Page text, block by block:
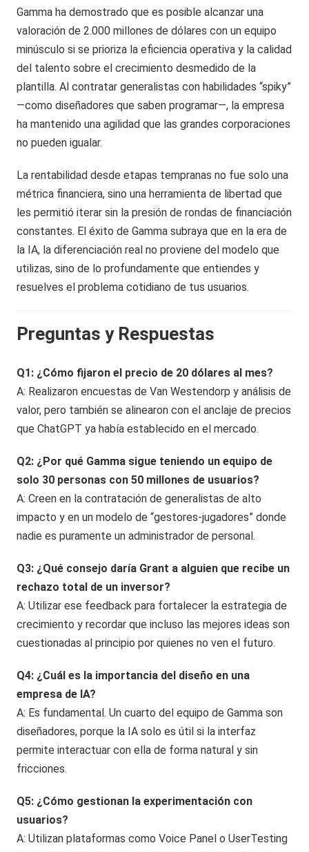
Gamma ha demostrado que es posible alcanzar una
valoración de 2.000 millones de dólares con un equipo
minúsculo si se prioriza la eficiencia operativa y la calidad
del talento sobre el crecimiento desmedido de la
plantilla. Al contratar generalistas con habilidades “spiky”
—como diseñadores que saben programar—, la empresa
ha mantenido una agilidad que las grandes corporaciones
no pueden igualar.
La rentabilidad desde etapas tempranas no fue solo una
métrica financiera, sino una herramienta de libertad que
les permitió iterar sin la presión de rondas de financiación
constantes. El éxito de Gamma subraya que en la era de
la IA, la diferenciación real no proviene del modelo que
utilizas, sino de lo profundamente que entiendes y
resuelves el problema cotidiano de tus usuarios.
Preguntas y Respuestas
Q1: ¿Cómo fijaron el precio de 20 dólares al mes?
A: Realizaron encuestas de Van Westendorp y análisis de
valor, pero también se alinearon con el anclaje de precios
que ChatGPT ya había establecido en el mercado.
Q2: ¿Por qué Gamma sigue teniendo un equipo de
solo 30 personas con 50 millones de usuarios?
A: Creen en la contratación de generalistas de alto
impacto y en un modelo de “gestores-jugadores” donde
nadie es puramente un administrador de personal.
Q3: ¿Qué consejo daría Grant a alguien que recibe un
rechazo total de un inversor?
A: Utilizar ese feedback para fortalecer la estrategia de
crecimiento y recordar que incluso las mejores ideas son
cuestionadas al principio por quienes no ven el futuro.
Q4: ¿Cuál es la importancia del diseño en una
empresa de IA?
A: Es fundamental. Un cuarto del equipo de Gamma son
diseñadores, porque la IA solo es útil si la interfaz
permite interactuar con ella de forma natural y sin
fricciones.
Q5: ¿Cómo gestionan la experimentación con
usuarios?
A: Utilizan plataformas como Voice Panel o UserTesting